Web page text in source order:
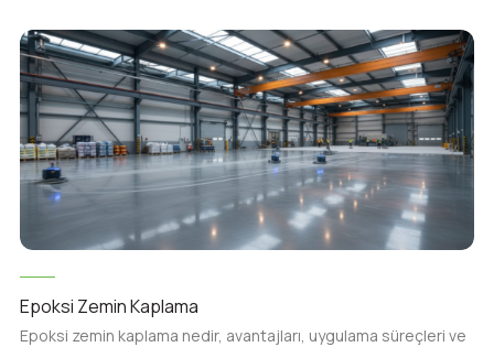
Epoksi Zemin Kaplama
Epoksi zemin kaplama nedir, avantajları, uygulama süreçleri ve